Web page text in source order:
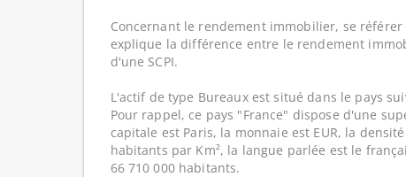
Concernant le rendement immobilier, se
explique la différence entre le rendement
d'une SCPI.
L'actif de type Bureaux est situé dans le pays
Pour rappel, ce pays "France" dispose d'une
capitale est Paris, la monnaie est EUR, la
habitants par Km², la langue parlée est le
66 710 000 habitants.